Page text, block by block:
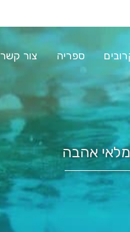
ספריה צור קשר
אהבה